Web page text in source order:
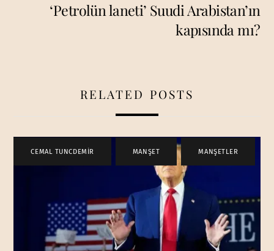
‘Petrolün laneti’ Suudi Arabistan’ın
kapısında mı?
RELATED POSTS
CEMAL TUNCDEMİR MANŞET , MANŞETLER